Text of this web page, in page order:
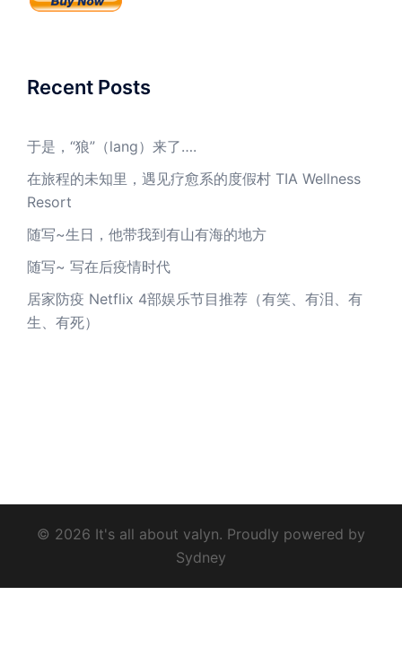
Recent Posts
于是，“狼”（lang）来了….
在旅程的未知里，遇见疗愈系的度假村 TIA Wellness
Resort
随写~生日，他带我到有山有海的地方
随写~ 写在后疫情时代
居家防疫 Netflix 4部娱乐节目推荐（有笑、有泪、有
生、有死）
© 2026 It's all about valyn. Proudly powered by
Sydney